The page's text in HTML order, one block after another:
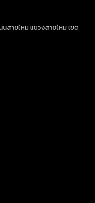
สายไหม แขวงสายไหม เขต